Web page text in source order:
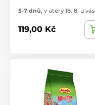
5-7 dnů, v úterý 18. 8. u vás
119,00 Kč